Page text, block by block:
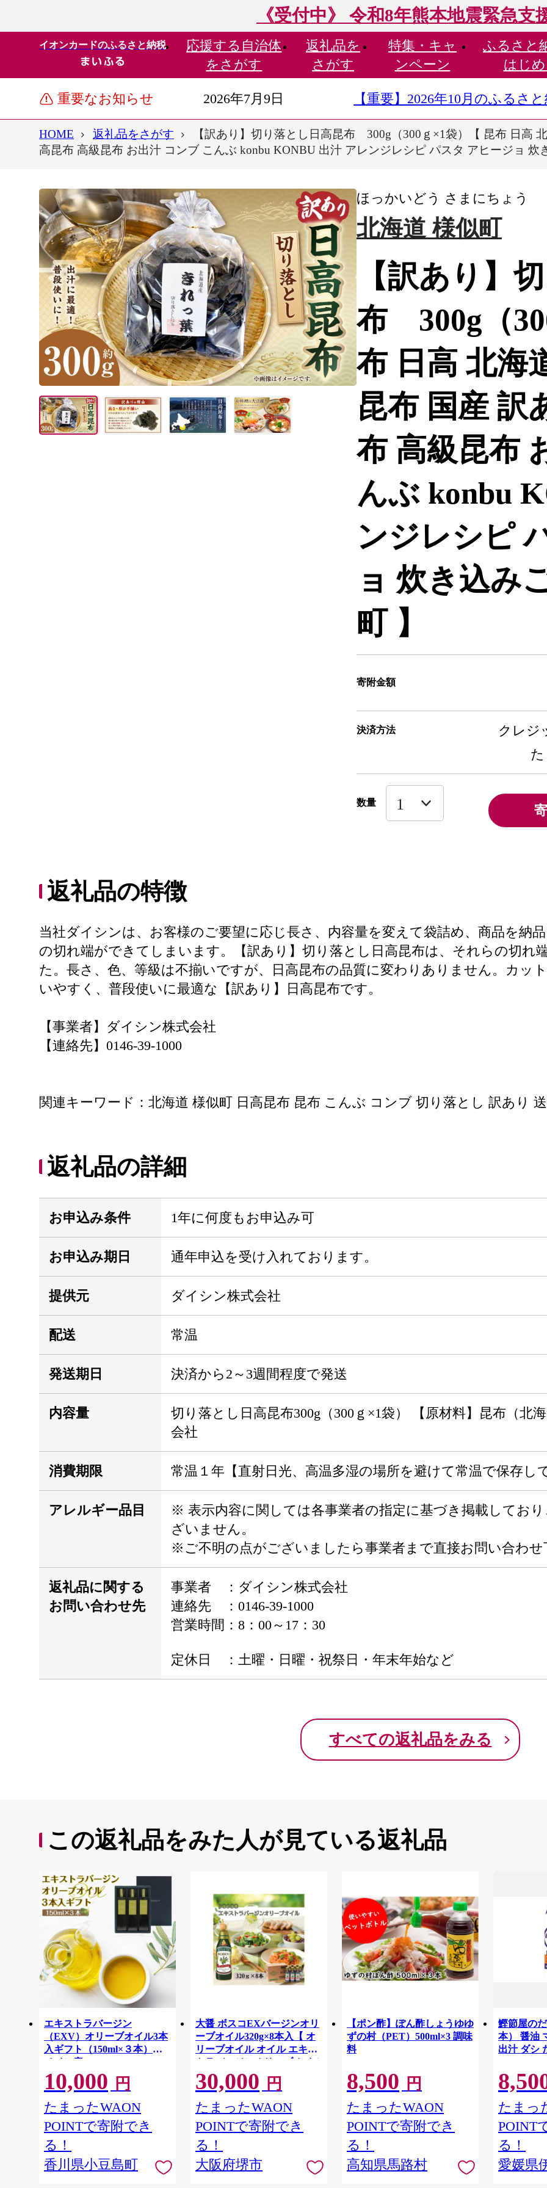
《受付中》 令和8年熊本地震緊急支
イオンカードのふるさと納税 応援する 自治体
をさがす
返礼品を
さがす
特集・ キャ
ンペーン
ふるさと
はじ
重要なお知らせ 2026年7月9日 【重要】2026年10月のふるさ
HOME 返礼品をさがす
【訳あり】切り落とし日高昆布 300g（300ｇ×1袋）【 昆布 日高
高昆布 高級昆布 お出汁 コンブ こんぶ konbu KONBU 出汁 アレンジレシピ パスタ アヒージョ 炊
ほっかいどう さまにちょう
北海道 様似町
【訳あり】
布 300g（
布 日高 北海
昆布 国産 訳
布 高級昆布
んぶ konbu
ンジレシピ
ョ 炊き込み
町 】
寄附金額
決済方法
クレジ
数量
返礼品の特徴
当社ダイシンは、お客様のご要望に応じ長さ、内容量を変えて袋詰め、商品を納
の切れ端ができてしまいます。【訳あり】切り落とし日高昆布は、それらの切れ
た。長さ、色、等級は不揃いですが、日高昆布の品質に変わりありません。カッ
いやすく、普段使いに最適な【訳あり】日高昆布です。
【事業者】ダイシン株式会社
【連絡先】0146-39-1000
関連キーワード：北海道 様似町 日高昆布 昆布 こんぶ コンブ 切り落とし 訳あり
返礼品の詳細
お申込み条件 1年に何度もお申込み可
お申込み期日 通年申込を受け入れております。
提供元 ダイシン株式会社
配送 常温
発送期日 決済から2～3週間程度で発送
内容量
切り落とし日高昆布300g（300ｇ×1袋） 【原材料】昆布（北
会社
消費期限 常温１年【直射日光、高温多湿の場所を避けて常温で保存し
アレルギー品目
※ 表示内容に関しては各事業者の指定に基づき掲載してお
ざいません。
※ご不明の点がございましたら事業者まで直接お問い合わせ
返礼品に関する
お問い合わせ先
事業者 ：ダイシン株式会社
連絡先 ：0146-39-1000
営業時間：8：00～17：30
定休日 ：土曜・日曜・祝祭日・年末年始など
すべての返礼品をみる
この返礼品をみた人が見ている返礼品
エキストラバージン
（EXV）オリーブオイル3本
入ギフト（150ml×３本）ス
ペイン産
10,000 円
たまったWAON
POINTで寄附でき
る！
香川県小豆島町
大醤 ボスコEXバージンオリ
ーブオイル320g×8本入【 オ
リーブオイル オイル エキス
トラバージンオリーブオイル
エクストラバージン エキス
トラバージンオイル 調味料
高品質 ヘルシー サラダ パス
タ 洋食 人気 おすすめ 送料無
料 大阪府 堺市】
30,000 円
たまったWAON
POINTで寄附でき
る！
大阪府堺市
【ポン酢】ぽん酢しょうゆゆ
ずの村（PET）500ml×3 調味
料
8,500 円
たまったWAON
POINTで寄附でき
る！
高知県馬路村
鰹節屋の
本） 醤油
出汁 ダシ
たまっ
POINT
る！
愛媛県